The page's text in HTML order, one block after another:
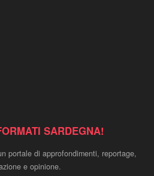
SARDEGNA!
portale di approfondimenti, reportage,
e opinione.